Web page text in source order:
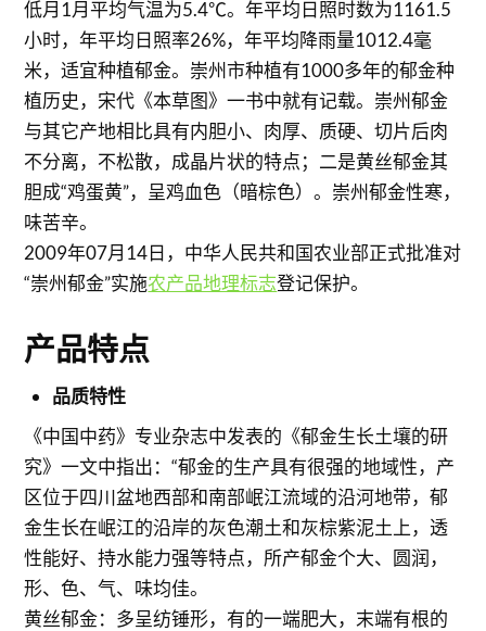
低月1月平均气温为5.4℃。年平均日照时数为1161.5
小时，年平均日照率26%，年平均降雨量1012.4毫
米，适宜种植郁金。崇州市种植有1000多年的郁金种
植历史，宋代《本草图》一书中就有记载。崇州郁金
与其它产地相比具有内胆小、肉厚、质硬、切片后肉
不分离，不松散，成晶片状的特点；二是黄丝郁金其
胆成“鸡蛋黄”，呈鸡血色（暗棕色）。崇州郁金性寒，
味苦辛。
2009年07月14日，中华人民共和国农业部正式批准对
“崇州郁金”实施农产品地理标志登记保护。
产品特点
品质特性
《中国中药》专业杂志中发表的《郁金生长土壤的研
究》一文中指出：“郁金的生产具有很强的地域性，产
区位于四川盆地西部和南部岷江流域的沿河地带，郁
金生长在岷江的沿岸的灰色潮土和灰棕紫泥土上，透
性能好、持水能力强等特点，所产郁金个大、圆润，
形、色、气、味均佳。
黄丝郁金：多呈纺锤形，有的一端肥大，末端有根的